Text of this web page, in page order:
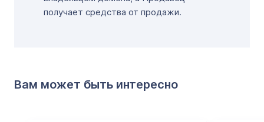
получает средства от продажи.
Вам может быть интересно